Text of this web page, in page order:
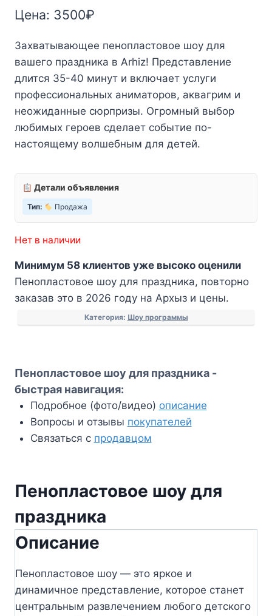
Цена: 3500₽
Захватывающее пенопластовое шоу для
вашего праздника в Arhiz! Представление
длится 35-40 минут и включает услуги
профессиональных аниматоров, аквагрим и
неожиданные сюрпризы. Огромный выбор
любимых героев сделает событие по-
настоящему волшебным для детей.
Детали объявления
Тип: Продажа
Нет в наличии
Минимум 58 клиентов уже высоко оценили
Пенопластовое шоу для праздника, повторно
заказав это в 2026 году на Архыз и цены.
Категория: Шоу программы
Пенопластовое шоу для праздника -
быстрая навигация:
Подробное (фото/видео) описание
Вопросы и отзывы покупателей
Связаться с продавцом
Пенопластовое шоу для
праздника
Описание
Пенопластовое шоу — это яркое и
динамичное представление, которое станет
центральным развлечением любого детского